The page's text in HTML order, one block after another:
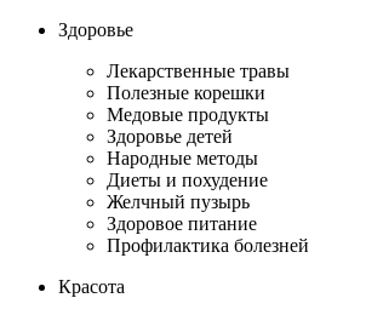
Здоровье
Лекарственные травы
Полезные корешки
Медовые продукты
Здоровье детей
Народные методы
Диеты и похудение
Желчный пузырь
Здоровое питание
Профилактика болезней
Красота